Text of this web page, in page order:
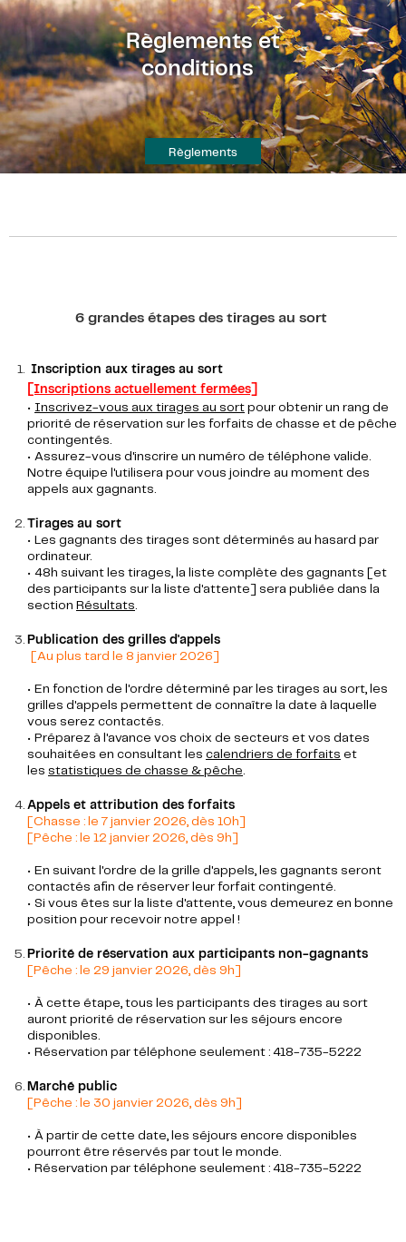
Règlements et
conditions
Règlements
6 grandes étapes des tirages au sort
Inscription aux tirages au sort
[Inscriptions actuellement fermées]
• Inscrivez-vous aux tirages au sort pour obtenir un rang de
priorité de réservation sur les forfaits de chasse et de pêche
contingentés.
• Assurez-vous d'inscrire un numéro de téléphone valide.
Notre équipe l'utilisera pour vous joindre au moment des
appels aux gagnants.
Tirages au sort
• Les gagnants des tirages sont déterminés au hasard par
ordinateur.
• 48h suivant les tirages, la liste complète des gagnants [et
des participants sur la liste d'attente] sera publiée dans la
section Résultats.
Publication des grilles d'appels
[Au plus tard le 8 janvier 2026]
• En fonction de l'ordre déterminé par les tirages au sort, les
grilles d'appels permettent de connaître la date à laquelle
vous serez contactés.
• Préparez à l'avance vos choix de secteurs et vos dates
souhaitées en consultant les calendriers de forfaits et
les statistiques de chasse & pêche.
Appels et attribution des forfaits
[Chasse : le 7 janvier 2026, dès 10h]
[Pêche : le 12 janvier 2026, dès 9h]
• En suivant l'ordre de la grille d'appels, les gagnants seront
contactés afin de réserver leur forfait contingenté.
• Si vous êtes sur la liste d'attente, vous demeurez en bonne
position pour recevoir notre appel !
Priorité de réservation aux participants non-gagnants
[Pêche : le 29 janvier 2026, dès 9h]
• À cette étape, tous les participants des tirages au sort
auront priorité de réservation sur les séjours encore
disponibles.
• Réservation par téléphone seulement : 418-735-5222
Marché public
[Pêche : le 30 janvier 2026, dès 9h]
• À partir de cette date, les séjours encore disponibles
pourront être réservés par tout le monde.
• Réservation par téléphone seulement : 418-735-5222